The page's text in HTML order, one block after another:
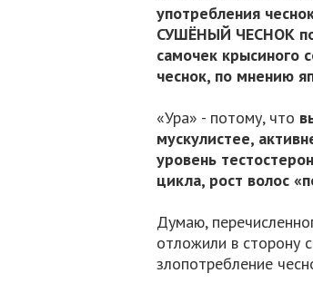
употребления
СУШЁНЫЙ ЧЕСНОК
самочек крысиного
чеснок, по мнению
«Ура» - потому, что
мускулистее,
уровень
цикла, рост волос
Думаю,
отложили в сторону
злопотребление